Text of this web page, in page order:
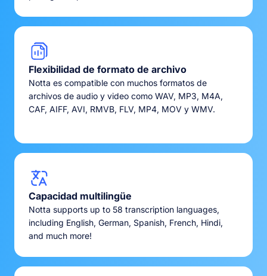
Flexibilidad de formato de archivo
Notta es compatible con muchos formatos de
archivos de audio y video como WAV, MP3, M4A,
CAF, AIFF, AVI, RMVB, FLV, MP4, MOV y WMV.
Capacidad multilingüe
Notta supports up to 58 transcription languages,
including English, German, Spanish, French, Hindi,
and much more!